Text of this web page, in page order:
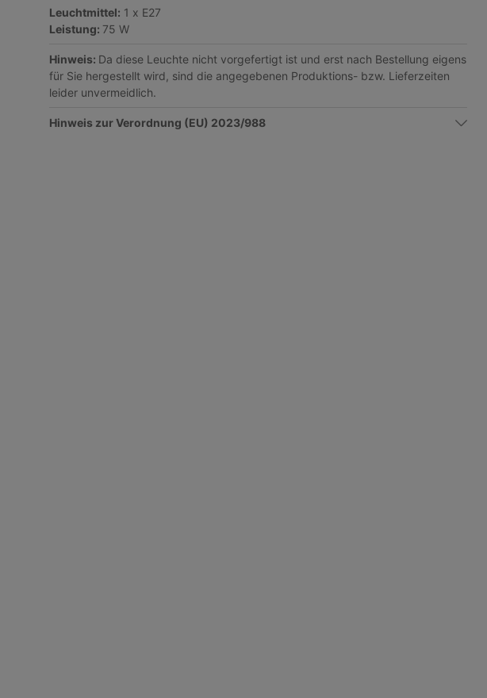
Leuchtmittel: 1 x E27
Leistung: 75 W
Hinweis: Da diese Leuchte nicht vorgefertigt ist und erst nach Bestellung eigens
für Sie hergestellt wird, sind die angegebenen Produktions- bzw. Lieferzeiten
leider unvermeidlich.
Hinweis zur Verordnung (EU) 2023/988